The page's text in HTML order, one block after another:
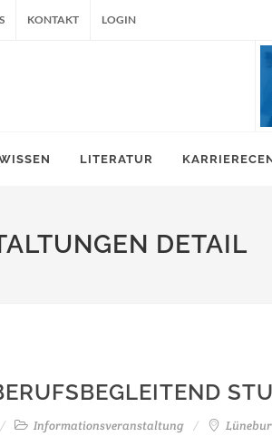
KONTAKT LOGIN
LITERATUR
DETAIL
Informationsveranstaltung